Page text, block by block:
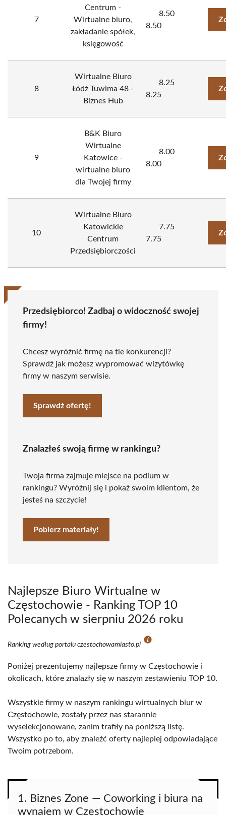
7
Centrum -
Wirtualne biuro,
zakładanie spółek,
księgowość
8.50
8.50
8
Wirtualne Biuro
Łódź Tuwima 48 -
Biznes Hub
8.25
8.25
9
B&K Biuro
Wirtualne
Katowice -
wirtualne biuro
dla Twojej firmy
8.00
8.00
10
Wirtualne Biuro
Katowickie
Centrum
Przedsiębiorczości
7.75
7.75
Przedsiębiorco! Zadbaj o widoczność swojej
firmy!
Chcesz wyróżnić firmę na tle konkurencji?
Sprawdź jak możesz wypromować wizytówkę
firmy w naszym serwisie.
Sprawdź ofertę!
Znalazłeś swoją firmę w rankingu?
Twoja firma zajmuje miejsce na podium w
rankingu? Wyróżnij się i pokaż swoim klientom, że
jesteś na szczycie!
Pobierz materiały!
Najlepsze Biuro Wirtualne w
Częstochowie - Ranking TOP 10
Polecanych w sierpniu 2026 roku
Ranking według portalu czestochowamiasto.pl
Poniżej prezentujemy najlepsze firmy w Częstochowie i
okolicach, które znalazły się w naszym zestawieniu TOP 10.
Wszystkie firmy w naszym rankingu wirtualnych biur w
Częstochowie, zostały przez nas starannie
wyselekcjonowane, zanim trafiły na poniższą listę.
Wszystko po to, aby znaleźć oferty najlepiej odpowiadające
Twoim potrzebom.
1. Biznes Zone — Coworking i biura na
wynajem w Częstochowie